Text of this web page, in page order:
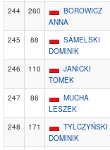
244 260
BOROWICZ
ANNA
245 88
SAMELSKI
DOMINIK
246 110
JANICKI
TOMEK
247 86
MUCHA
LESZEK
248 171
TYLCZYŃSKI
DOMINIK